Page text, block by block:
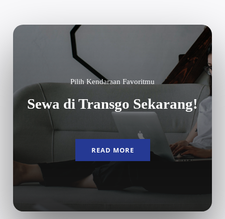
Pilih Kendaraan Favoritmu
Sewa di Transgo Sekarang!
READ MORE